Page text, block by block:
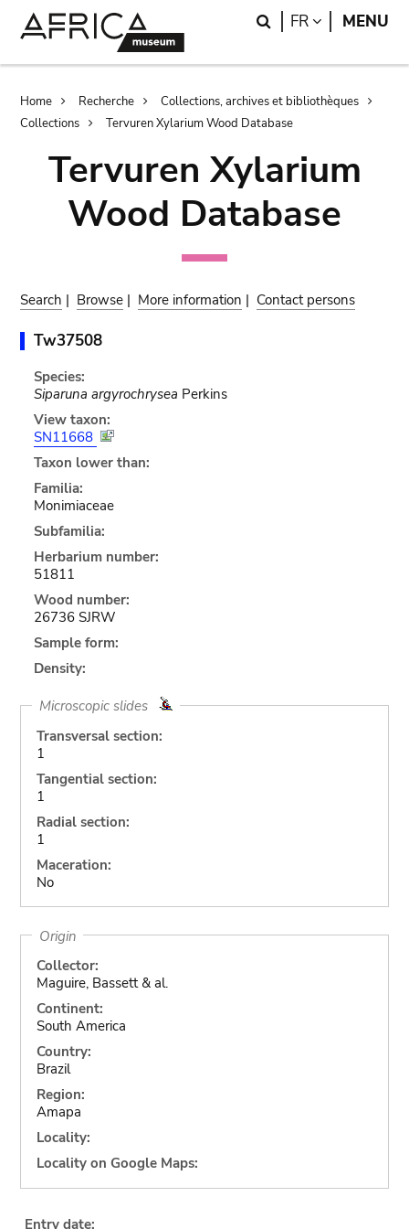
Search
FR LANGUAGE
MENU
Breadcrumb
Home Recherche
Collections, archives et bibliothèques
Collections
Tervuren Xylarium Wood Database
Tervuren Xylarium
Wood Database
Search | Browse | More information | Contact persons
Tw37508
Species:
Siparuna argyrochrysea Perkins
View taxon:
SN11668
Taxon lower than:
Familia:
Monimiaceae
Subfamilia:
Herbarium number:
51811
Wood number:
26736 SJRW
Sample form:
Density:
Microscopic slides
Transversal section:
1
Tangential section:
1
Radial section:
1
Maceration:
No
Origin
Collector:
Maguire, Bassett & al.
Continent:
South America
Country:
Brazil
Region:
Amapa
Locality:
Locality on Google Maps:
Entry date: